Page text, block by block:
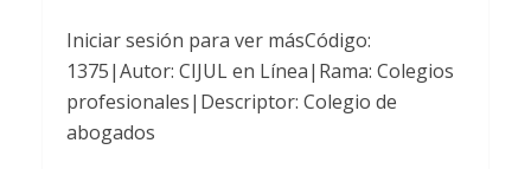
Iniciar sesión para ver másCódigo:
1375|Autor: CIJUL en Línea|Rama: Colegios
profesionales|Descriptor: Colegio de
abogados